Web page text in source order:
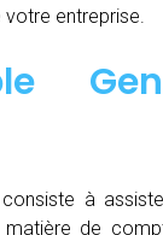
entreprise.
à
de